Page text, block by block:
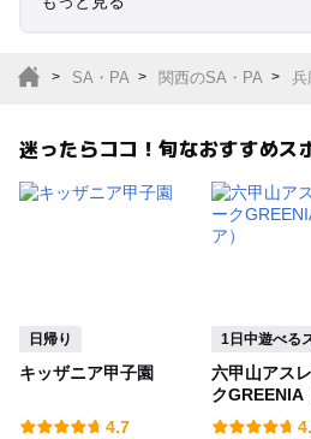
サファリパーク
植
ク
釣り 自
農
SA・PA 関西のSA・PA 兵
迷ったらココ！旬なおすすめス
日帰り
キッザニア甲子園
4.7
1日中遊べる
六甲山アス
クGREENIA
ア）